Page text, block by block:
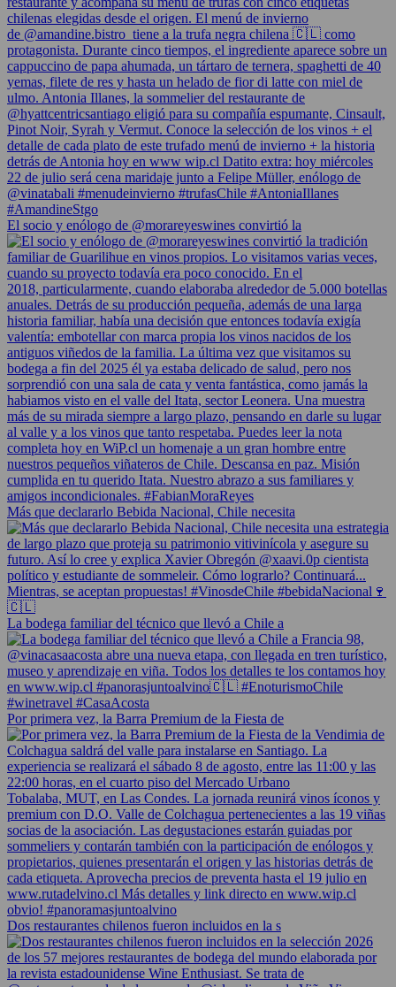
El socio y enólogo de @morareyeswines convirtió la
Más que declararlo Bebida Nacional, Chile necesita
La bodega familiar del técnico que llevó a Chile a
Por primera vez, la Barra Premium de la Fiesta de
Dos restaurantes chilenos fueron incluidos en la s